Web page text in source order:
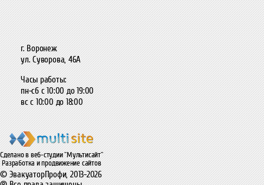
г. Воронеж
ул. Суворова, 46А
Часы работы:
пн-сб с 10:00 до 19:00
вс с 10:00 до 18:00
Сделано в веб-студии "Мультисайт"
Разработка и продвижение сайтов
© ЭвакуаторПрофи, 2013-2026